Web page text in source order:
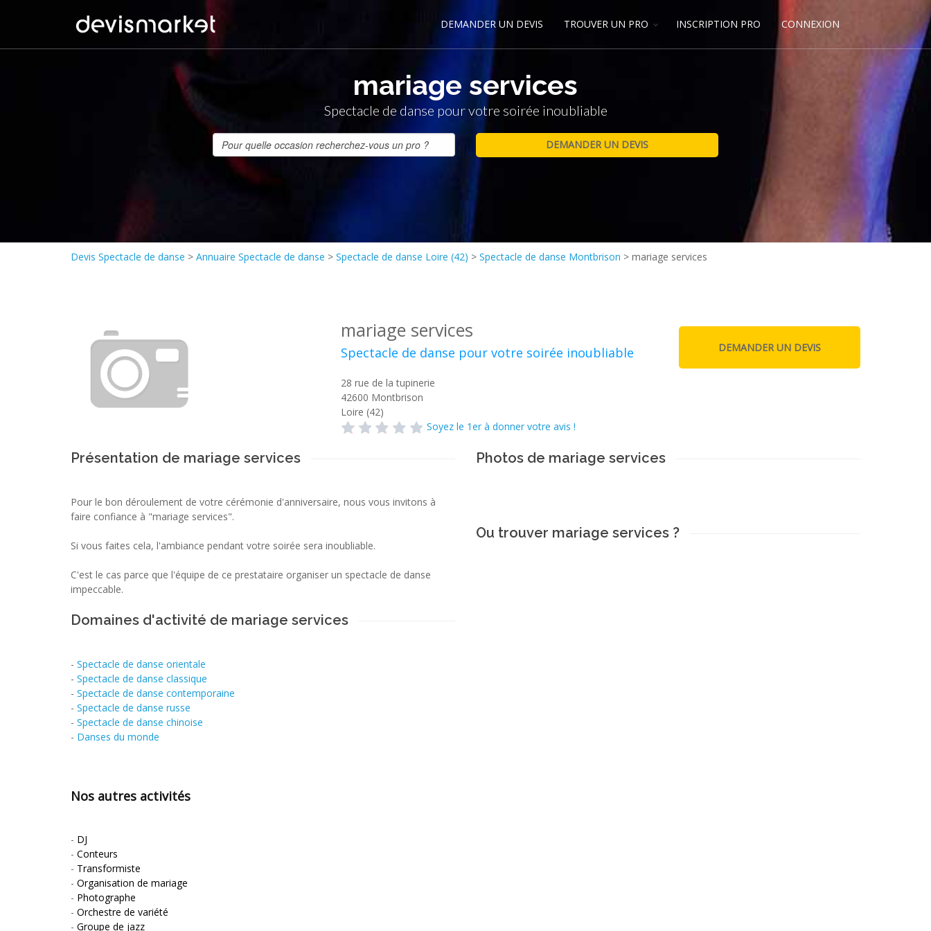
DEMANDER UN DEVIS TROUVER UN PRO INSCRIPTION PRO CONNEXION
mariage services
Spectacle de danse pour votre soirée inoubliable
Devis Spectacle de danse > Annuaire Spectacle de danse > Spectacle de danse Loire (42) > Spectacle de danse Montbrison > mariage services
mariage services
Spectacle de danse pour votre soirée inoubliable
28 rue de la tupinerie
42600 Montbrison
Loire (42)
Soyez le 1er à donner votre avis !
Présentation de mariage services
Pour le bon déroulement de votre cérémonie d'anniversaire, nous vous invitons à
faire confiance à "mariage services".
Si vous faites cela, l'ambiance pendant votre soirée sera inoubliable.
C'est le cas parce que l'équipe de ce prestataire organiser un spectacle de danse
impeccable.
Domaines d'activité de mariage services
- Spectacle de danse orientale
- Spectacle de danse classique
- Spectacle de danse contemporaine
- Spectacle de danse russe
- Spectacle de danse chinoise
- Danses du monde
Nos autres activités
- DJ
- Conteurs
- Transformiste
- Organisation de mariage
- Photographe
- Orchestre de variété
- Groupe de jazz
Photos de mariage services
Ou trouver mariage services ?